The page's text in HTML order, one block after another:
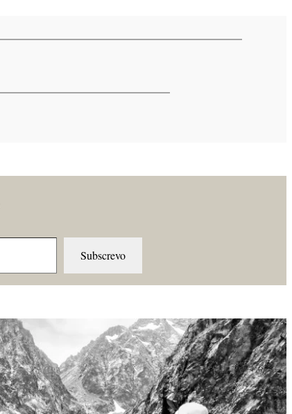
Subscrevo